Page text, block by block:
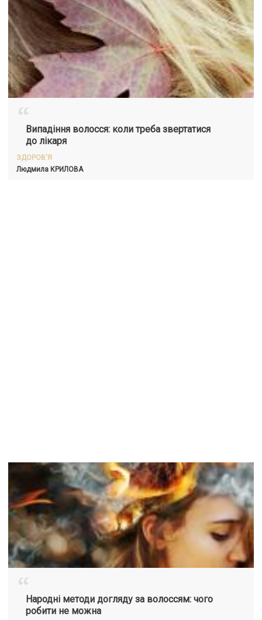
“Випадіння волосся: коли треба звертатися
до лікаря
ЗДОРОВ'Я
Людмила КРИЛОВА
“Народні методи догляду за волоссям: чого
робити не можна